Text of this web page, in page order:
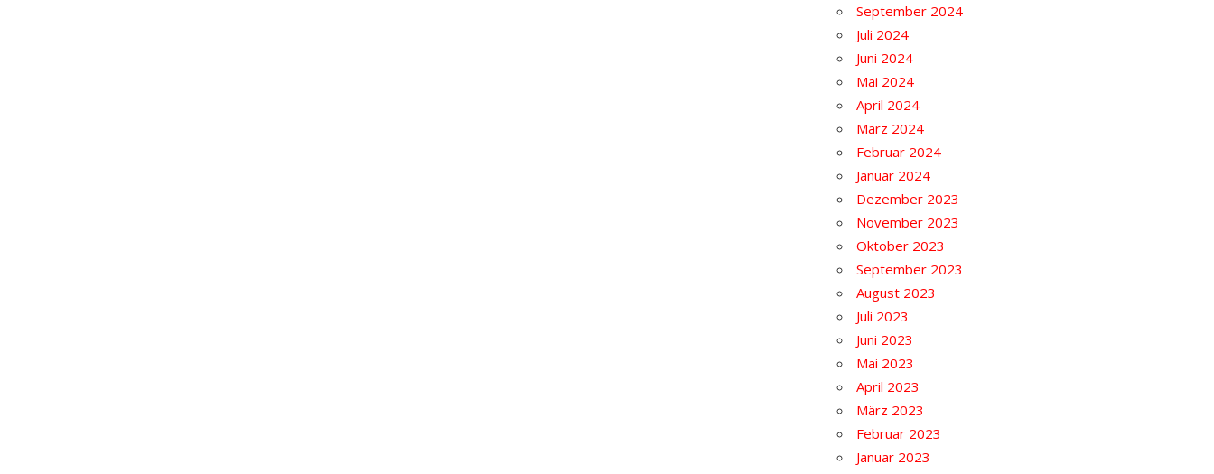
September 2024
Juli 2024
Juni 2024
Mai 2024
April 2024
März 2024
Februar 2024
Januar 2024
Dezember 2023
November 2023
Oktober 2023
September 2023
August 2023
Juli 2023
Juni 2023
Mai 2023
April 2023
März 2023
Februar 2023
Januar 2023